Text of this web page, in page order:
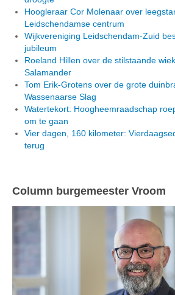
Hoogleraar Cor Molenaar over
Leidschendamse centrum
Wijkvereniging Leidschendam-Zuid
jubileum
Roeland Hillen over de stilstaande
Salamander
Tom Erik-Grotens over de grote
Wassenaarse Slag
Watertekort: Hoogheemraadschap
om te gaan
Vier dagen, 160 kilometer:
terug
Column burgemeester Vroom